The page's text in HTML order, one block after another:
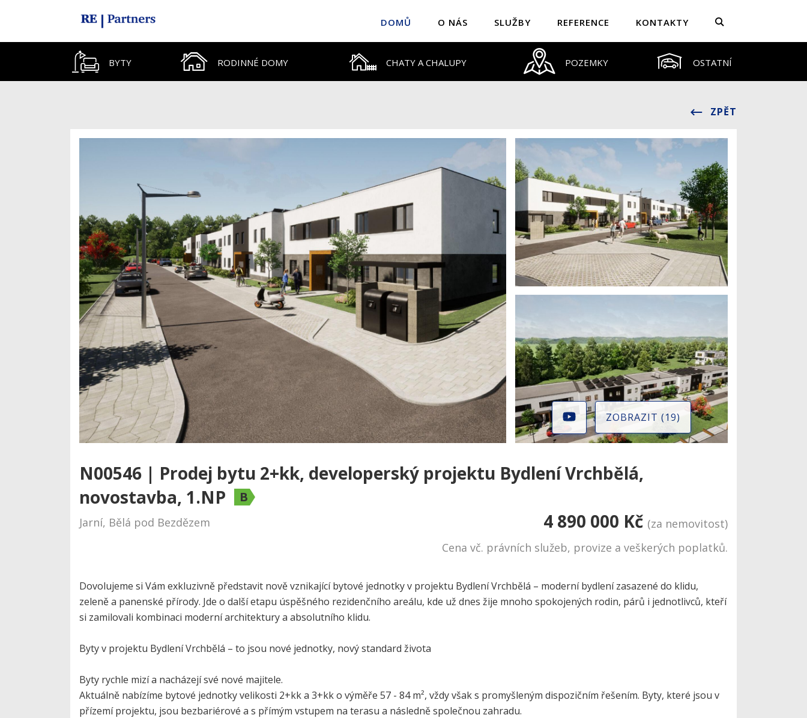
DOMŮ O NÁS SLUŽBY REFERENCE KONTAKTY
BYTY RODINNÉ DOMY CHATY A CHALUPY POZEMKY OSTATNÍ
ZPĚT
ZOBRAZIT (19)
N00546 | Prodej bytu 2+kk, developerský projektu Bydlení Vrchbělá,
novostavba, 1.NP
B
Jarní, Bělá pod Bezdězem 4 890 000 Kč (za nemovitost)
Cena vč. právních služeb, provize a veškerých poplatků.
Dovolujeme si Vám exkluzivně představit nově vznikající bytové jednotky v projektu Bydlení Vrchbělá – moderní bydlení zasazené do klidu,
zeleně a panenské přírody. Jde o další etapu úspěšného rezidenčního areálu, kde už dnes žije mnoho spokojených rodin, párů i jednotlivců, kteří
si zamilovali kombinaci moderní architektury a absolutního klidu.
Byty v projektu Bydlení Vrchbělá – to jsou nové jednotky, nový standard života
Byty rychle mizí a nacházejí své nové majitele.
Aktuálně nabízíme bytové jednotky velikosti 2+kk a 3+kk o výměře 57 - 84 m², vždy však s promyšleným dispozičním řešením. Byty, které jsou v
přízemí projektu, jsou bezbariérové a s přímým vstupem na terasu a následně společnou zahradu.